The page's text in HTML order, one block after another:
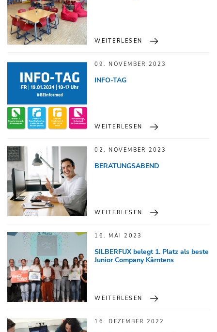
WEITERLESEN
09. NOVEMBER 2023
INFO-TAG
WEITERLESEN
02. NOVEMBER 2023
BERATUNGSABEND
WEITERLESEN
16. MAI 2023
SILBERFUX belegt 1. Platz als beste
Junior Company Kärntens
WEITERLESEN
16. DEZEMBER 2022